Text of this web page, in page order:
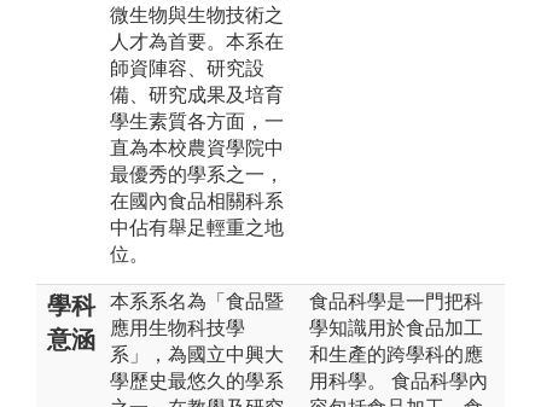
微生物與生物技術之
人才為首要。本系在
師資陣容、研究設
備、研究成果及培育
學生素質各方面，一
直為本校農資學院中
最優秀的學系之一，
在國內食品相關科系
中佔有舉足輕重之地
位。
學科
意涵
本系系名為「食品暨
應用生物科技學
系」，為國立中興大
學歷史最悠久的學系
食品科學是一門把科
學知識用於食品加工
和生產的跨學科的應
用科學。 食品科學內